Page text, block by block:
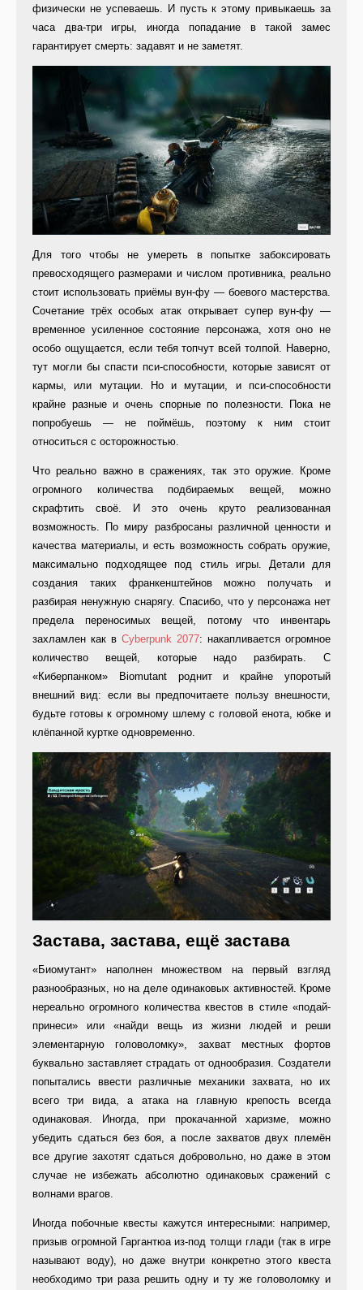
физически не успеваешь. И пусть к этому привыкаешь за
часа два-три игры, иногда попадание в такой замес
гарантирует смерть: задавят и не заметят.
Для того чтобы не умереть в попытке забоксировать
превосходящего размерами и числом противника, реально
стоит использовать приёмы вун-фу — боевого мастерства.
Сочетание трёх особых атак открывает супер вун-фу —
временное усиленное состояние персонажа, хотя оно не
особо ощущается, если тебя топчут всей толпой. Наверно,
тут могли бы спасти пси-способности, которые зависят от
кармы, или мутации. Но и мутации, и пси-способности
крайне разные и очень спорные по полезности. Пока не
попробуешь — не поймёшь, поэтому к ним стоит
относиться с осторожностью.
Что реально важно в сражениях, так это оружие. Кроме
огромного количества подбираемых вещей, можно
скрафтить своё. И это очень круто реализованная
возможность. По миру разбросаны различной ценности и
качества материалы, и есть возможность собрать оружие,
максимально подходящее под стиль игры. Детали для
создания таких франкенштейнов можно получать и
разбирая ненужную снарягу. Спасибо, что у персонажа нет
предела переносимых вещей, потому что инвентарь
захламлен как в Cyberpunk 2077: накапливается огромное
количество вещей, которые надо разбирать. С
«Киберпанком» Biomutant роднит и крайне упоротый
внешний вид: если вы предпочитаете пользу внешности,
будьте готовы к огромному шлему с головой енота, юбке и
клёпанной куртке одновременно.
Застава, застава, ещё застава
«Биомутант» наполнен множеством на первый взгляд
разнообразных, но на деле одинаковых активностей. Кроме
нереально огромного количества квестов в стиле «подай-
принеси» или «найди вещь из жизни людей и реши
элементарную головоломку», захват местных фортов
буквально заставляет страдать от однообразия. Создатели
попытались ввести различные механики захвата, но их
всего три вида, а атака на главную крепость всегда
одинаковая. Иногда, при прокачанной харизме, можно
убедить сдаться без боя, а после захватов двух племён
все другие захотят сдаться добровольно, но даже в этом
случае не избежать абсолютно одинаковых сражений с
волнами врагов.
Иногда побочные квесты кажутся интересными: например,
призыв огромной Гаргантюа из-под толщи глади (так в игре
называют воду), но даже внутри конкретно этого квеста
необходимо три раза решить одну и ту же головоломку и